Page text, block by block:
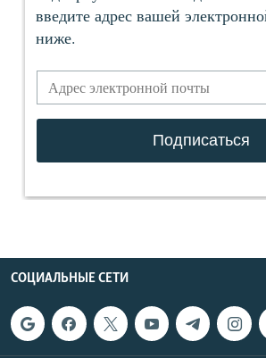
СОЦИАЛЬНЫЕ СЕТИ